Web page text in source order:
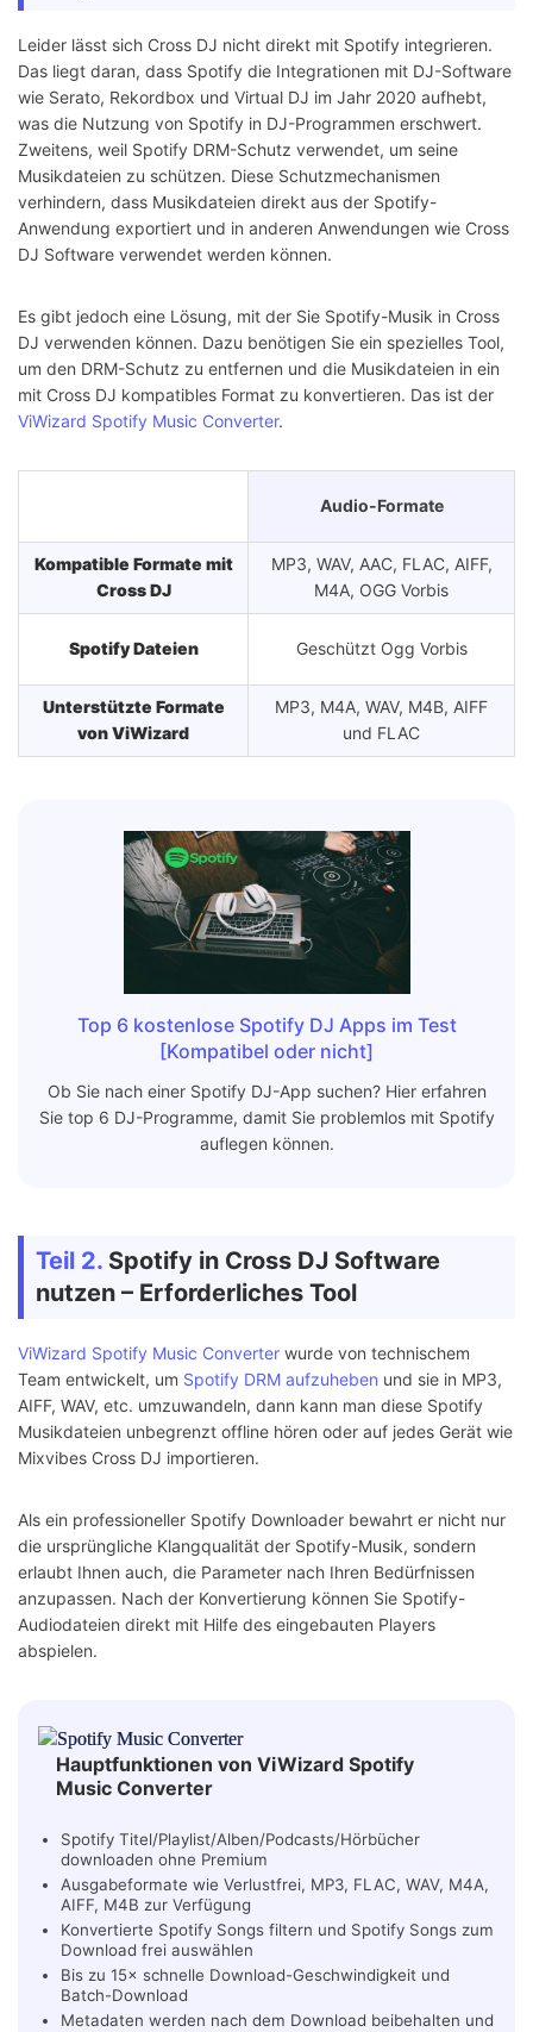
Leider lässt sich Cross DJ nicht direkt mit Spotify integrieren.
Das liegt daran, dass Spotify die Integrationen mit DJ-Software
wie Serato, Rekordbox und Virtual DJ im Jahr 2020 aufhebt,
was die Nutzung von Spotify in DJ-Programmen erschwert.
Zweitens, weil Spotify DRM-Schutz verwendet, um seine
Musikdateien zu schützen. Diese Schutzmechanismen
verhindern, dass Musikdateien direkt aus der Spotify-
Anwendung exportiert und in anderen Anwendungen wie Cross
DJ Software verwendet werden können.
Es gibt jedoch eine Lösung, mit der Sie Spotify-Musik in Cross
DJ verwenden können. Dazu benötigen Sie ein spezielles Tool,
um den DRM-Schutz zu entfernen und die Musikdateien in ein
mit Cross DJ kompatibles Format zu konvertieren. Das ist der
ViWizard Spotify Music Converter.
Audio-Formate
Kompatible Formate mit
Cross DJ
MP3, WAV, AAC, FLAC, AIFF,
M4A, OGG Vorbis
Spotify Dateien Geschützt Ogg Vorbis
Unterstützte Formate
von ViWizard
MP3, M4A, WAV, M4B, AIFF
und FLAC
Top 6 kostenlose Spotify DJ Apps im Test
[Kompatibel oder nicht]
Ob Sie nach einer Spotify DJ-App suchen? Hier erfahren
Sie top 6 DJ-Programme, damit Sie problemlos mit Spotify
auflegen können.
Teil 2. Spotify in Cross DJ Software
nutzen – Erforderliches Tool
ViWizard Spotify Music Converter wurde von technischem
Team entwickelt, um Spotify DRM aufzuheben und sie in MP3,
AIFF, WAV, etc. umzuwandeln, dann kann man diese Spotify
Musikdateien unbegrenzt offline hören oder auf jedes Gerät wie
Mixvibes Cross DJ importieren.
Als ein professioneller Spotify Downloader bewahrt er nicht nur
die ursprüngliche Klangqualität der Spotify-Musik, sondern
erlaubt Ihnen auch, die Parameter nach Ihren Bedürfnissen
anzupassen. Nach der Konvertierung können Sie Spotify-
Audiodateien direkt mit Hilfe des eingebauten Players
abspielen.
Hauptfunktionen von ViWizard Spotify
Music Converter
Spotify Titel/Playlist/Alben/Podcasts/Hörbücher
downloaden ohne Premium
Ausgabeformate wie Verlustfrei, MP3, FLAC, WAV, M4A,
AIFF, M4B zur Verfügung
Konvertierte Spotify Songs filtern und Spotify Songs zum
Download frei auswählen
Bis zu 15× schnelle Download-Geschwindigkeit und
Batch-Download
Metadaten werden nach dem Download beibehalten und